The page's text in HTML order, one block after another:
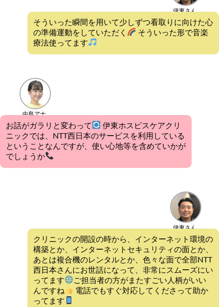
伊東さん
そういった瞬間を用いて少しずつ看取りに向けた心
の準備運動をしていただく
そういった形で音楽
療法使ってます
中島アナ
お話がガラリと変わって
伊東ホスピスケアクリ
ニックでは、NTT西日本のサービスを利用している
ということなんですが、使い心地等を含めていかが
でしょうか
伊東さん
クリニックの開設の時から、インターネット環境の
構築とか、インターネットセキュリティの面とか、
あとは複合機のレンタルとか、色々な面で全部NTT
西日本さんにお世話になって、非常にスムーズにい
ってます
ご担当者の方がまたすごい人柄がいい
んですね
電話でもすぐ対応してくださって助か
ってます